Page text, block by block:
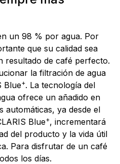
un 98 % por agua. Por
que su calidad sea
resultado de café perfecto.
la filtración de agua
Blue+. La tecnología del
ofrece un añadido en
automáticas, ya desde el
Blue+, incrementará
del producto y la vida útil
Para disfrutar de un café
los días.